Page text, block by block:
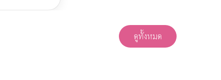
ดูทั้งหมด